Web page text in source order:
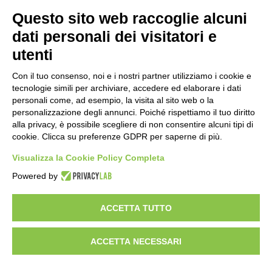
Scopri StartUP News
Chi siamo
Sei un founder?
Sei un investitore?
Comunicazione
Facebook
X LinkedIn
Facebook
Tube
© Copyright 2026, All Rights Reserved | Any form of reproduction
Questo sito web raccoglie alcuni
dati personali dei visitatori e
utenti
Con il tuo consenso, noi e i nostri partner utilizziamo i cookie e
tecnologie simili per archiviare, accedere ed elaborare i dati
personali come, ad esempio, la visita al sito web o la
personalizzazione degli annunci. Poiché rispettiamo il tuo diritto
alla privacy, è possibile scegliere di non consentire alcuni tipi di
cookie. Clicca su preferenze GDPR per saperne di più.
Visualizza la Cookie Policy Completa
Powered by
ACCETTA TUTTO
ACCETTA NECESSARI